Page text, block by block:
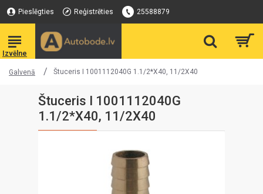
Pieslēgties Reģistrēties 25588879
Galvenā Štuceris I 1001112040G 1.1/2*X40, 11/2X40
Štuceris I 1001112040G
1.1/2*X40, 11/2X40